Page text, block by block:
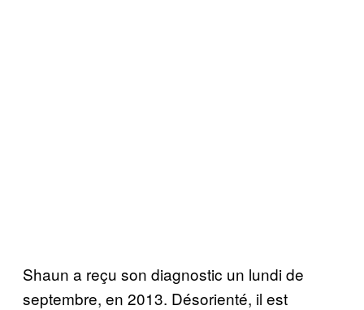
Shaun a reçu son diagnostic un lundi de
septembre, en 2013. Désorienté, il est